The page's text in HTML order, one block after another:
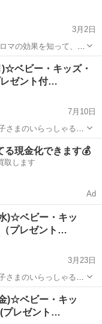
3月2日
マの効果を知って、生
サークルです。
は「一般社団法人 ポ
アロマクラフト
ベビー・キッズ・
ゼント付…
7月10日
まのいらっしゃるご
ご招待！ 撮影したお
をプレゼントいたしま
ニティ
る現金化できます💰
取します
Ad
)☆ベビー・キッ
プレゼント…
3月23日
まのいらっしゃるご
ご招待！ 撮影したお
をプレゼントいたしま
)☆ベビー・キッ
プレゼント…